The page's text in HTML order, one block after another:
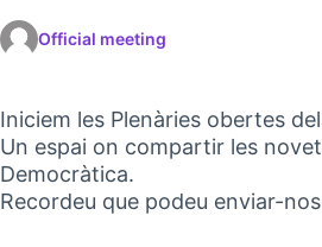
Official meeting
Iniciem les Plenàries obertes
Un espai on compartir les
Democràtica.
Recordeu que podeu enviar-